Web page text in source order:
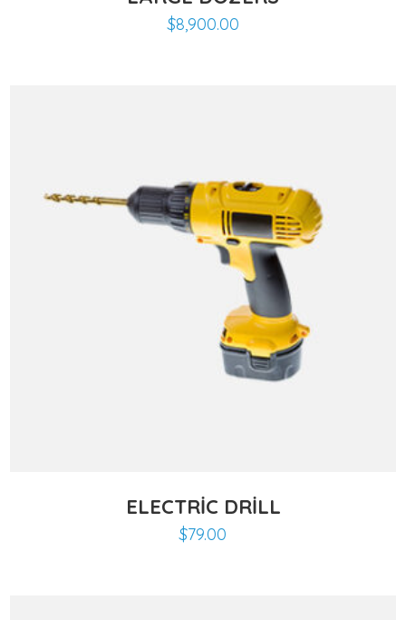
$8,900.00
ELECTRIC DRILL
$79.00